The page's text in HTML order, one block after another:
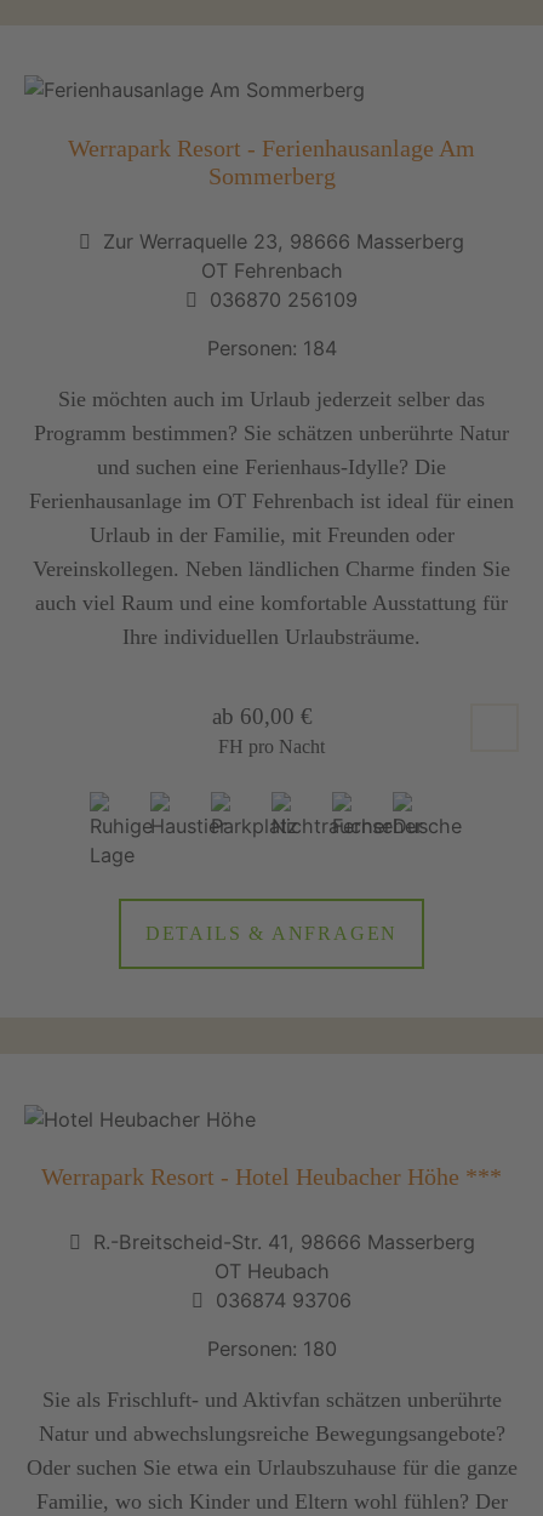
Werrapark Resort - Ferienhausanlage Am
Sommerberg
Zur Werraquelle 23, 98666 Masserberg
OT Fehrenbach
036870 256109
Personen: 184
Sie möchten auch im Urlaub jederzeit selber das
Programm bestimmen? Sie schätzen unberührte Natur
und suchen eine Ferienhaus-Idylle? Die
Ferienhausanlage im OT Fehrenbach ist ideal für einen
Urlaub in der Familie, mit Freunden oder
Vereinskollegen. Neben ländlichen Charme finden Sie
auch viel Raum und eine komfortable Ausstattung für
Ihre individuellen Urlaubsträume.
ab 60,00 €
FH pro Nacht
DETAILS & ANFRAGEN
Werrapark Resort - Hotel Heubacher Höhe ***
R.-Breitscheid-Str. 41, 98666 Masserberg
OT Heubach
036874 93706
Personen: 180
Sie als Frischluft- und Aktivfan schätzen unberührte
Natur und abwechslungsreiche Bewegungsangebote?
Oder suchen Sie etwa ein Urlaubszuhause für die ganze
Familie, wo sich Kinder und Eltern wohl fühlen? Der